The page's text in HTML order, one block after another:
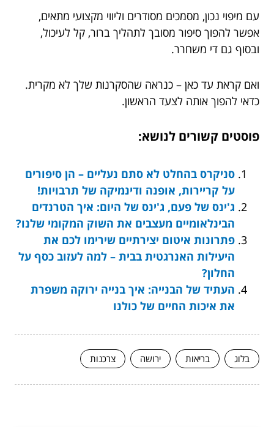
עם מיפוי נכון, מסמכים מסודרים וליווי מקצועי מתאים,
אפשר להפוך סיפור מסובך לתהליך ברור, קל לעיכול,
ובסוף גם די משחרר.
ואם קראת עד כאן – כנראה שהסקרנות שלך לא מקרית.
כדאי להפוך אותה לצעד הראשון.
פוסטים קשורים לנושא:
סניקרס בהחלט לא סתם נעליים – הן סיפורים
על קריירות, אופנה ודינמיקה של תרבויות!
ג'ינס של פעם, ג'ינס של היום: איך הטרנדים
הבינלאומיים מעצבים את השוק המקומי שלנו?
פתרונות איטום יצירתיים שירימו לכם את
היעילות האנרגטית בבית – למה לעזוב כסף על
החלון?
העתיד של הבנייה: איך בנייה ירוקה משפרת
את איכות החיים של כולנו
בלוג בריאות ירושה צרכנות